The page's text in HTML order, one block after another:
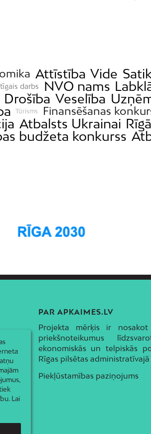
Attīstība Vide
darbs NVO nams
Drošība Veselība
Tūrisms Finansēšanas
Atbalsts Ukrainai
budžeta konkurss
PAR APKAIMES.LV
Projekta mērķis ir nosakot
priekšnoteikumus
ekonomiskās un telpiskās
Rīgas pilsētas
Piekļūstamības paziņojums
Lai